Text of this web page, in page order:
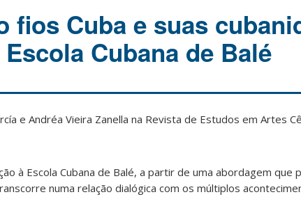
fios Cuba e suas
Cubana de Balé
e Andréa Vieira Zanella na Revista de Estudos em Artes
à Escola Cubana de Balé, a partir de uma abordagem que
numa relação dialógica com os múltiplos